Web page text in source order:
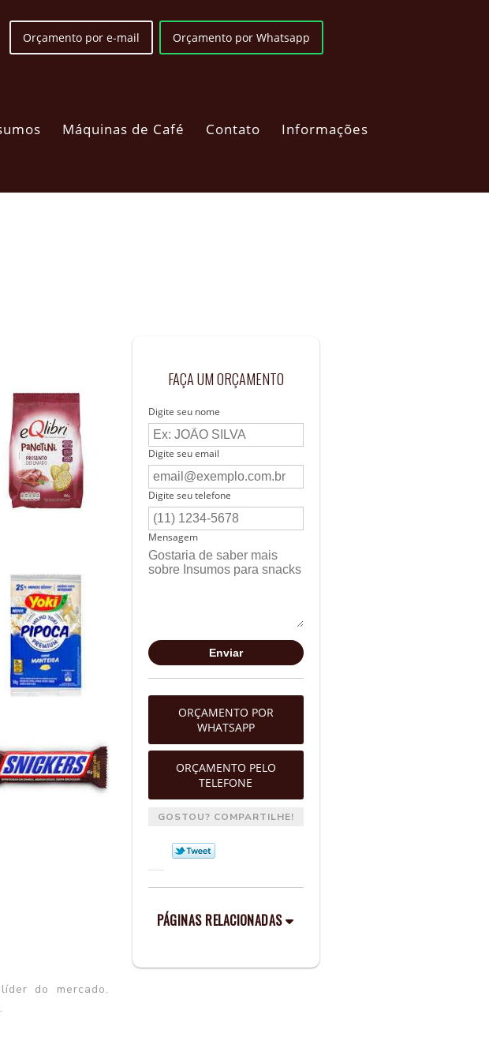
Orçamento por e-mail Orçamento por Whatsapp
Máquinas de Café Contato Informações
do mercado.
FAÇA UM ORÇAMENTO
Digite seu nome
Digite seu email
Digite seu telefone
Mensagem
ORÇAMENTO POR
WHATSAPP
ORÇAMENTO PELO
TELEFONE
GOSTOU? COMPARTILHE!
PÁGINAS RELACIONADAS